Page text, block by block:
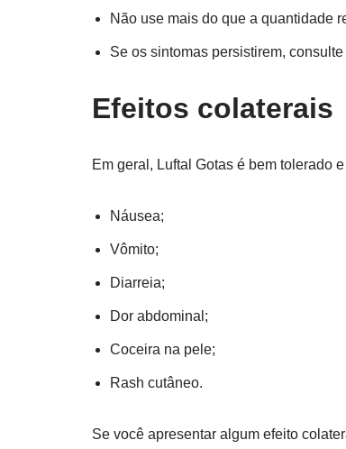
Não use mais do que a quantidade
Se os sintomas persistirem,
Efeitos colaterais
Em geral, Luftal Gotas é bem tolerado
Náusea;
Vômito;
Diarreia;
Dor abdominal;
Coceira na pele;
Rash cutâneo.
Se você apresentar algum efeito